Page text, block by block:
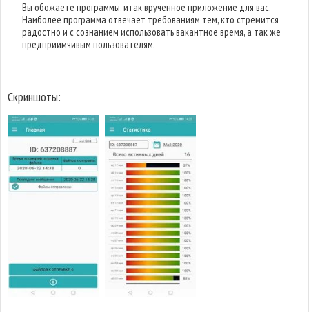
Вы обожаете программы, итак врученное приложение для вас.
Наиболее программа отвечает требованиям тем, кто стремится
радостно и с сознанием использовать вакантное время, а так же
предприимчивым пользователям.
Скриншоты: